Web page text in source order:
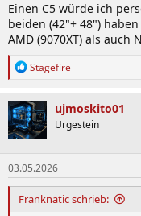
Einen C5 würde ich
beiden (42"+ 48")
AMD (9070XT) als auch
R
k
t
i
o
n
e
n
:
Stagefire
ujmoskito01
Urgestein
03.05.2026
Franknatic schrieb: